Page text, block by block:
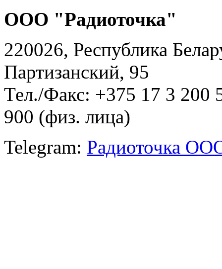
ООО "Радиоточка"
220026, Республика
Партизанский, 95
Тел./Факс: +375 17 3
900 (физ. лица)
Telegram: Радиоточка